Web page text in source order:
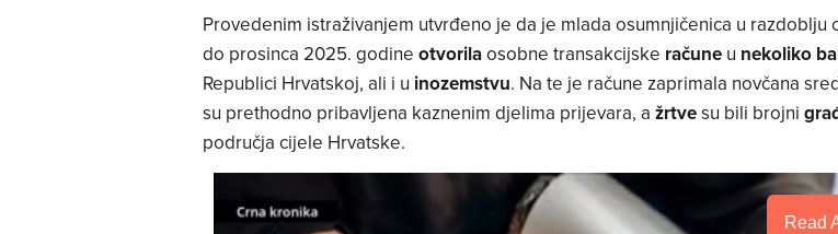
Provedenim istraživanjem utvrđeno je da je mlada osumnjičenica u razdoblju
do prosinca 2025. godine otvorilaosobne transakcijske računeu nekoliko
Republici Hrvatskoj, ali i u inozemstvu. Na te je račune zaprimala novčana
su prethodno pribavljena kaznenim djelima prijevara, a žrtvesu bili brojni
područja cijele Hrvatske.
Read